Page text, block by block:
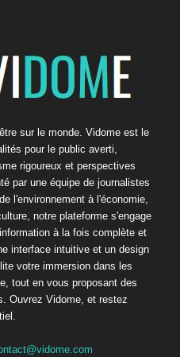
sur le monde. Vidome est le
pour le public averti,
rigoureux et perspectives
par une équipe de journalistes
l'environnement à l'économie,
notre plateforme s'engage
à la fois complète et
interface intuitive et un design
votre immersion dans les
tout en vous proposant des
Ouvrez Vidome, et restez